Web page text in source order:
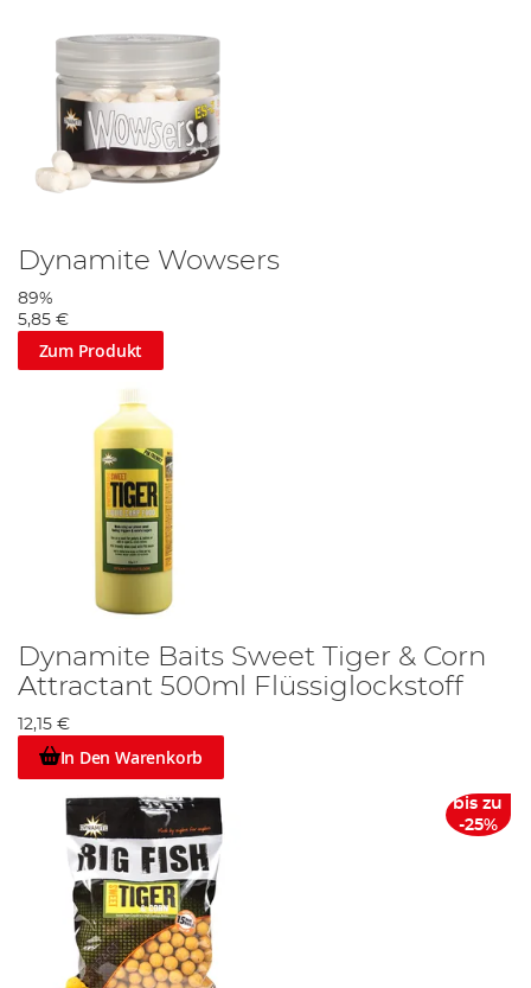
Dynamite Wowsers
89%
5,85 €
Zum Produkt
Dynamite Baits Sweet Tiger & Corn
Attractant 500ml Flüssiglockstoff
12,15 €
In Den Warenkorb
bis zu
-25%